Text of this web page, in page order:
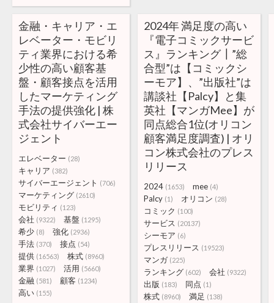
金融・キャリア・エ
レベーター・モビリ
ティ業界における希
少性の高い顧客基
盤・顧客接点を活用
したマーケティング
手法の提供強化 | 株
式会社サイバーエー
ジェント
エレベーター (28)
キャリア (382)
サイバーエージェント (706)
マーケティング (2610)
モビリティ (123)
会社 (9322) 基盤 (1295)
希少 (8) 強化 (2936)
手法 (370) 接点 (54)
提供 (16563) 株式 (8960)
業界 (1027) 活用 (5660)
金融 (581) 顧客 (1234)
高い (155)
2024年 満足度の高い
『電子コミックサービ
ス』ランキング┃”総
合型”は【コミックシ
ーモア】、”出版社”は
講談社【Palcy】と集
英社【マンガMee】が
同点総合1位(オリコン
顧客満足度調査) | オリ
コン株式会社のプレス
リリース
2024 (1653) mee (4)
Palcy (1) オリコン (28)
コミック (100)
サービス (20137)
シーモア (6)
プレスリリース (19523)
マンガ (225)
ランキング (602) 会社 (9322)
出版 (183) 同点 (1)
株式 (8960) 満足 (138)